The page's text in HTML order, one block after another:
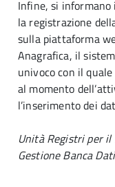
Infine, si informano
la registrazione
sulla piattaforma
Anagrafica, il
univoco con il
al momento
l’inserimento dei
Unità Registri per
Gestione Banca